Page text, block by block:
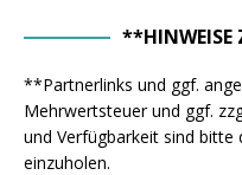
**HINWEISE
**Partnerlinks und ggf.
Mehrwertsteuer und ggf.
und Verfügbarkeit sind bitte
einzuholen.